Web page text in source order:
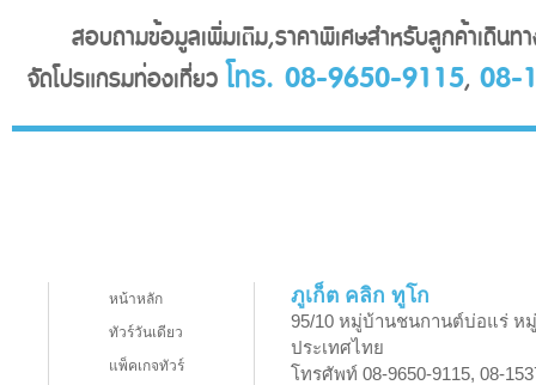
สอบถามข้อมูลเพิ่มเติม,ราคาพิเศษสำหรับลูกค้าเดินท
จัดโปรแกรมท่องเที่ยว โทร. 08-9650-9115,08-
หน้าหลัก
ทัวร์วันเดียว
แพ็คเกจทัวร์
ภูเก็ต คลิก ทูโก
95/10 หมู่บ้านชนกานต์บ่อแร่ ห
ประเทศไทย
โทรศัพท์ 08-9650-9115, 08-